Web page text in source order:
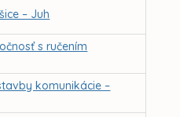
– Juh
s ručením
komunikácie –